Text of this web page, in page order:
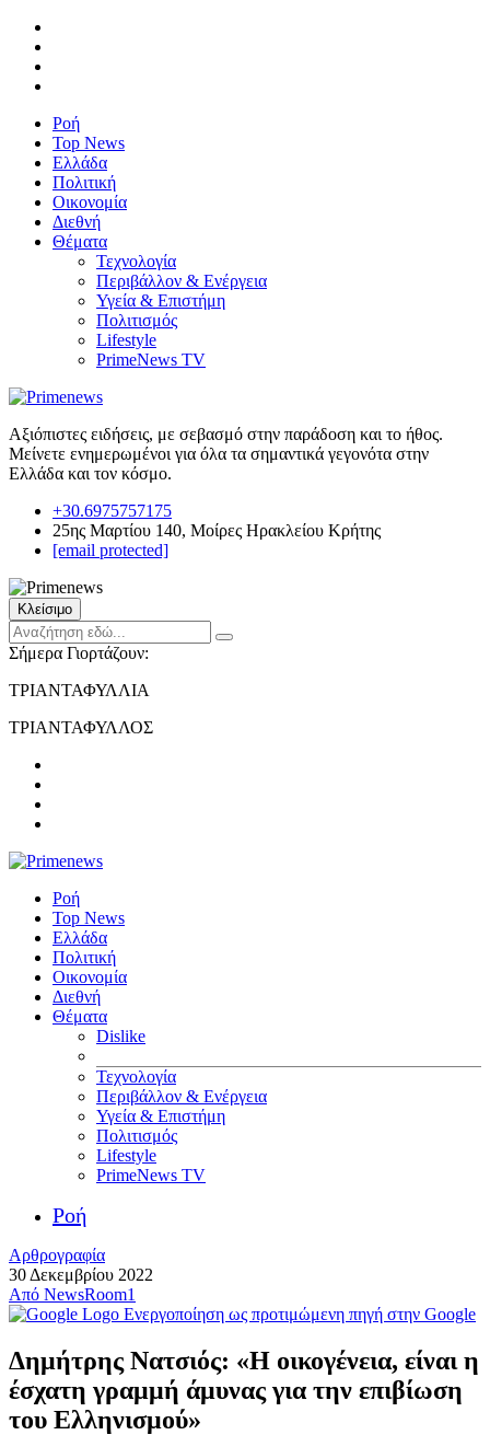
Ροή
Top News
Ελλάδα
Πολιτική
Οικονομία
Διεθνή
Θέματα
Τεχνολογία
Περιβάλλον & Ενέργεια
Υγεία & Επιστήμη
Πολιτισμός
Lifestyle
PrimeNews TV
Αξιόπιστες ειδήσεις, με σεβασμό στην παράδοση και το ήθος.
Μείνετε ενημερωμένοι για όλα τα σημαντικά γεγονότα στην
Ελλάδα και τον κόσμο.
+30.6975757175
25ης Μαρτίου 140, Μοίρες Ηρακλείου Κρήτης
[email protected]
Κλείσιμο
Σήμερα Γιορτάζουν:
ΤΡΙΑΝΤΑΦΥΛΛΙΑ
ΤΡΙΑΝΤΑΦΥΛΛΟΣ
Ροή
Top News
Ελλάδα
Πολιτική
Οικονομία
Διεθνή
Θέματα
Dislike
Τεχνολογία
Περιβάλλον & Ενέργεια
Υγεία & Επιστήμη
Πολιτισμός
Lifestyle
PrimeNews TV
Ροή
Αρθρογραφία
30 Δεκεμβρίου 2022
Από NewsRoom1
Ενεργοποίηση ως προτιμώμενη πηγή στην Google
Δημήτρης Νατσιός: «Η οικογένεια, είναι η
έσχατη γραμμή άμυνας για την επιβίωση
του Ελληνισμού»